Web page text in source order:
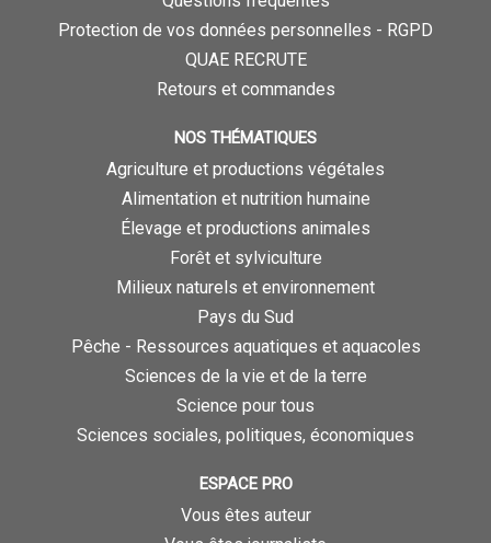
Protection de vos données personnelles - RGPD
QUAE RECRUTE
Retours et commandes
NOS THÉMATIQUES
Agriculture et productions végétales
Alimentation et nutrition humaine
Élevage et productions animales
Forêt et sylviculture
Milieux naturels et environnement
Pays du Sud
Pêche - Ressources aquatiques et aquacoles
Sciences de la vie et de la terre
Science pour tous
Sciences sociales, politiques, économiques
ESPACE PRO
Vous êtes auteur